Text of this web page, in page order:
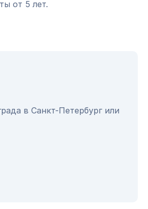
от 5 лет.
в Санкт-Петербург или